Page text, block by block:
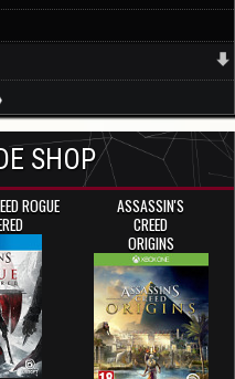
SHOP
ROGUE
ASSASSIN'S
CREED
ORIGINS